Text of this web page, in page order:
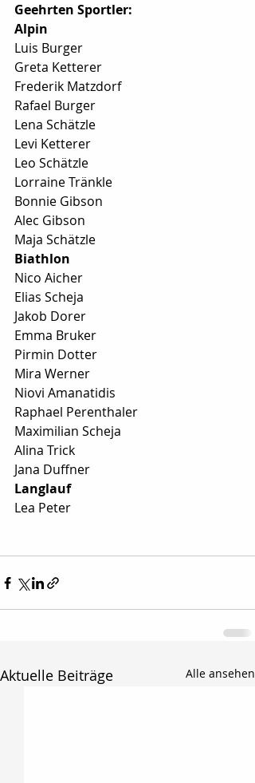
Geehrten Sportler:
Alpin
Luis Burger
Greta Ketterer
Frederik Matzdorf
Rafael Burger
Lena Schätzle
Levi Ketterer
Leo Schätzle
Lorraine Tränkle
Bonnie Gibson
Alec Gibson
Maja Schätzle
Biathlon
Nico Aicher
Elias Scheja
Jakob Dorer
Emma Bruker
Pirmin Dotter
Mira Werner
Niovi Amanatidis
Raphael Perenthaler
Maximilian Scheja
Alina Trick
Jana Duffner
Langlauf
Lea Peter
Aktuelle Beiträge Alle ansehen